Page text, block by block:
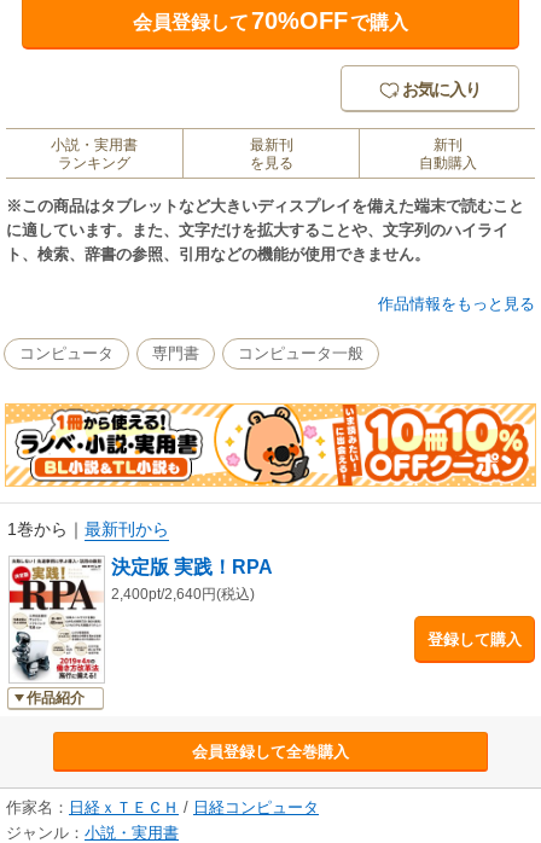
会員登録して70%OFFで購入
お気に入り
小説・実用書
ランキング
最新刊
を見る
新刊
自動購入
※この商品はタブレットなど大きいディスプレイを備えた端末で読むこと
に適しています。また、文字だけを拡大することや、文字列のハイライ
ト、検索、辞書の参照、引用などの機能が使用できません。
働き方改革が日本企業の一大テーマになるなか、即効薬と期待されている
タの入力や転記、チェックなど、PCを使った定型作業を人間の数倍から数
十倍のスピードで正確にこなすのがRPA。日本で本格的に普及し始めてお
よそ2年。金融機関に始まり製造業やサービス業、そして大企業から中小企
業へと導入企業は着実に拡大しています。
本書はRPA導入を検討している人はもちろん、導入の最中や活用を始め
ネスパーソンが抱く疑問に答える実践的な情報を提供します。大企業や中
小企業の導入事例、そこから導き出した導入の勘所やつまずきやすい落と
し穴を掲載。AI（人工知能）やOCR（光学的文字認識）との連携、第一線
の有識者が語る活用策や将来動向も紹介します。
残業時間の罰則突き上限規制などを定める働き方改革関連法の施行が
2019年4月に迫るなか、企業は従業員1人ひとりの生産性向上にこれまで以
上に取り組む必要があります。本書をぜひお役立てください。
作品情報をもっと見る
コンピュータ 専門書 コンピュータ一般
1巻から ｜ 最新刊から
作品紹介
決定版 実践！RPA
2,400pt/2,640円(税込)
登録して購入
会員登録して全巻購入
作家名： 日経ｘＴＥＣＨ / 日経コンピュータ
ジャンル： 小説・実用書